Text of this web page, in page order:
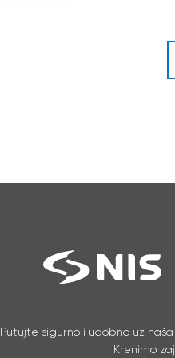
Putujte sigurno i udobno uz
Krenimo